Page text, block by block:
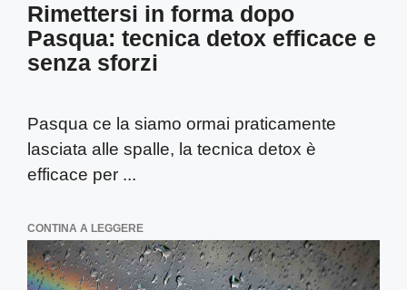
Rimettersi in forma dopo
Pasqua: tecnica detox efficace e
senza sforzi
Pasqua ce la siamo ormai praticamente
lasciata alle spalle, la tecnica detox è
efficace per ...
CONTINA A LEGGERE